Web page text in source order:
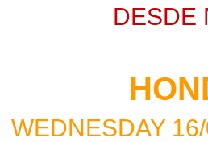
DESDE
WEDNESDAY